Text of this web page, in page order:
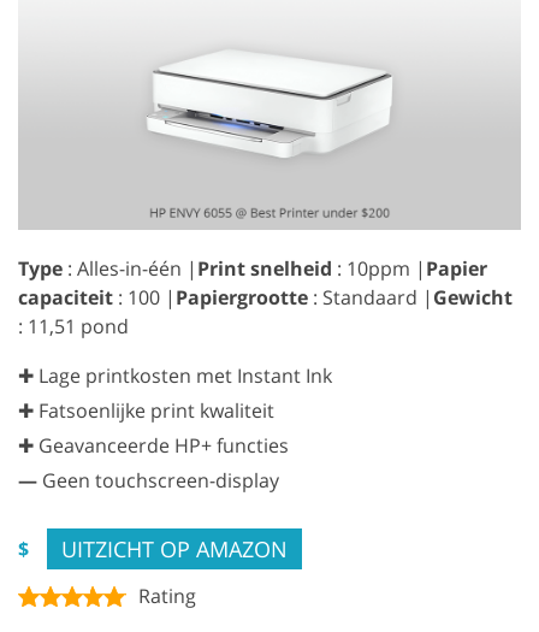
Type : Alles-in-één | Print snelheid : 10ppm | Papier
capaciteit : 100 | Papiergrootte : Standaard | Gewicht
: 11,51 pond
✚ Lage printkosten met Instant Ink
✚ Fatsoenlijke print kwaliteit
✚ Geavanceerde HP+ functies
— Geen touchscreen-display
$ UITZICHT OP AMAZON
Rating